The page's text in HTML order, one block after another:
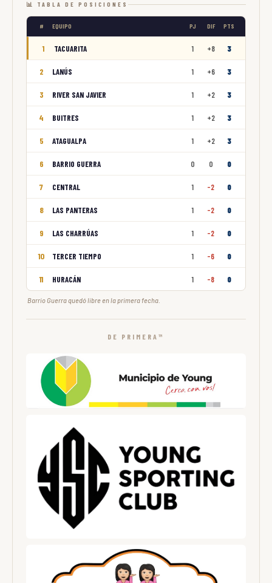
📊 TABLA DE POSICIONES
# EQUIPO PJ DIF PTS
1 TACUARITA 1 +8 3
2 LANÚS 1 +6 3
3 RIVER SAN JAVIER 1 +2 3
4 BUITRES 1 +2 3
5 ATAGUALPA 1 +2 3
6 BARRIO GUERRA 0 0 0
7 CENTRAL 1 -2 0
8 LAS PANTERAS 1 -2 0
9 LAS CHARRÚAS 1 -2 0
10 TERCER TIEMPO 1 -6 0
11 HURACÁN 1 -8 0
Barrio Guerra quedó libre en la primera fecha.
DE PRIMERA™